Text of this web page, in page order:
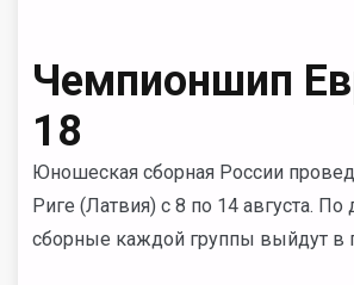
Чемпионшип
18
Юношеская сборная России
Риге (Латвия) с 8 по 14 августа.
сборные каждой группы выйдут в